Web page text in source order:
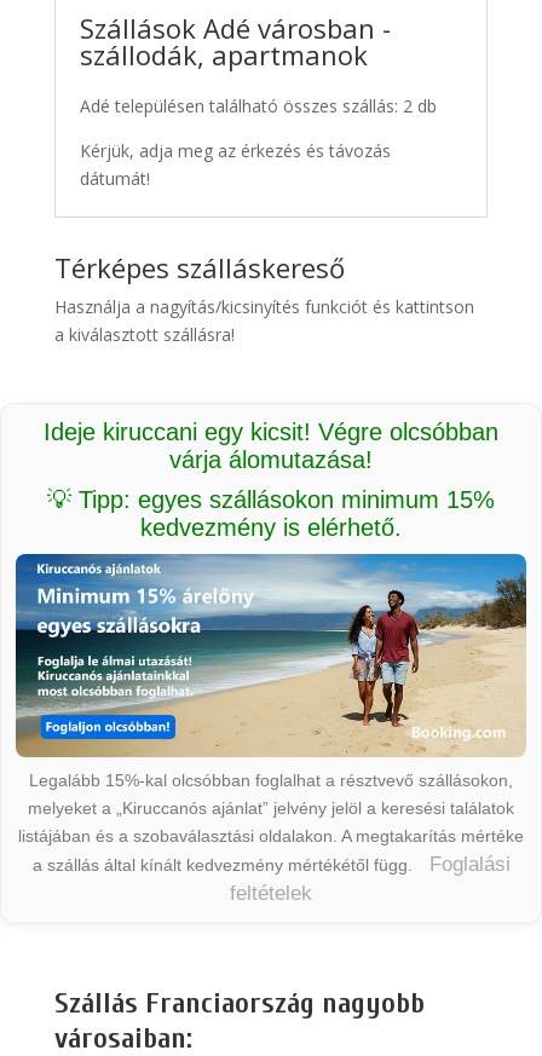
Szállások Adé városban -
szállodák, apartmanok
Adé településen található összes szállás: 2 db
Kérjük, adja meg az érkezés és távozás
dátumát!
Térképes szálláskereső
Használja a nagyítás/kicsinyítés funkciót és kattintson
a kiválasztott szállásra!
Ideje kiruccani egy kicsit! Végre olcsóbban
várja álomutazása!
💡 Tipp: egyes szállásokon minimum 15%
kedvezmény is elérhető.
Legalább 15%-kal olcsóbban foglalhat a résztvevő szállásokon,
melyeket a „Kiruccanós ajánlat” jelvény jelöl a keresési találatok
listájában és a szobaválasztási oldalakon. A megtakarítás mértéke
a szállás által kínált kedvezmény mértékétől függ.
Foglalási
feltételek
Szállás Franciaország nagyobb
városaiban: